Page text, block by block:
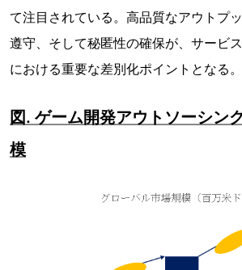
て注目されている。高品質なアウトプ
遵守、そして秘匿性の確保が、サービ
における重要な差別化ポイントとなる。
図. ゲーム開発アウトソーシン
模